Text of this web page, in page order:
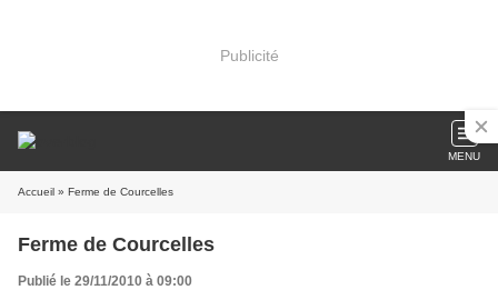
Publicité
MENU
Accueil » Ferme de Courcelles
Ferme de Courcelles
Publié le 29/11/2010 à 09:00